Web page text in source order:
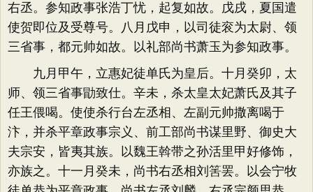
右丞。参知政事张浩丁忧，起复如故。戊戌，夏国遣
使贺即位及受尊号。八月戊申，以司徒衮为太尉、领
三省事，都元帅如故。以礼部尚书萧玉为参知政事。
九月甲午，立惠妃徒单氏为皇后。十月癸卯，太
师、领三省事勖致仕。辛未，杀太皇太妃萧氏及其子
任王偎喝。使使杀行台左丞相、左副元帅撒离喝于
汴，并杀平章政事宗义、前工部尚书谋里野、御史大
夫宗安，皆夷其族。以魏王斡带之孙活里甲好修饰，
亦族之。十一月癸未，尚书右丞相刘筈罢。以会宁牧